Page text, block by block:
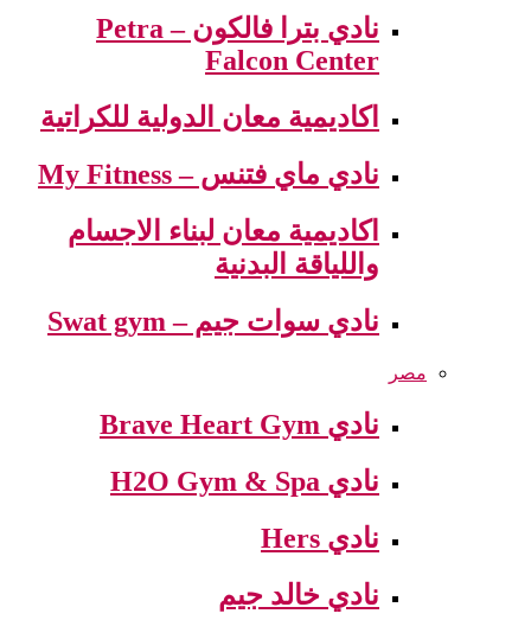
نادي بترا فالكون – Petra
Falcon Center
اكاديمية معان الدولية للكراتية
نادي ماي فتنس – My Fitness
اكاديمية معان لبناء الاجسام
واللياقة البدنية
نادي سوات جيم – Swat gym
مصر
نادي Brave Heart Gym
نادي H2O Gym & Spa
نادي Hers
نادي خالد جيم